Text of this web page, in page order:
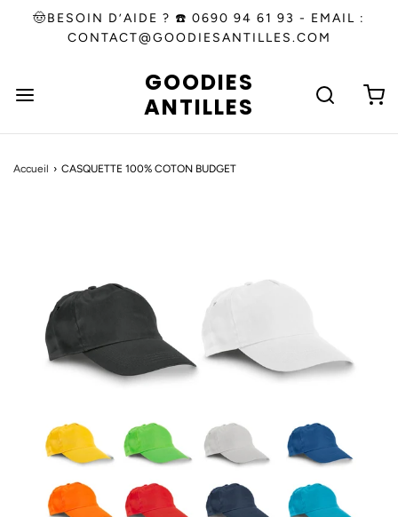
🤠BESOIN D’AIDE ? ☎️ 0690 94 61 93 - EMAIL :
CONTACT@GOODIESANTILLES.COM
GOODIES
ANTILLES
Accueil › CASQUETTE 100% COTON BUDGET